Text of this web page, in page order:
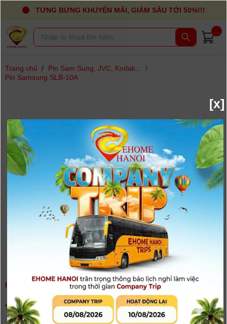
TƯNG BỪNG KHUYẾN MÃI, GIẢM SÂU TỚI 50%!!!
Trang chủ / Pin Sam Sung, JVC, Kodak...
/
Pin Samsung SLB-10A
PIN SAMSUNG SLB-10A
(0người đánh giá)
Tình trạng:
Có hàng
[x]